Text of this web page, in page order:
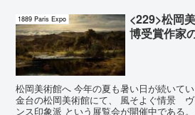
1889 Paris Expo
<229>松岡
博受賞作家
松岡美術館へ 今年の夏も暑い日が続いて
金台の松岡美術館にて、 風そよぐ情景
ンス印象派 という展覧会が開催中である